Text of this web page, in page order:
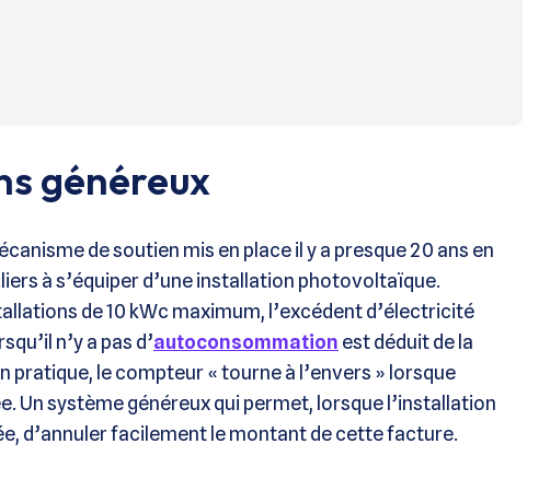
généreux
de soutien mis en place il y a presque 20 ans en
à s’équiper d’une installation photovoltaïque.
de 10 kWc maximum, l’excédent d’électricité
n’y a pas d’autoconsommation est déduit de la
pratique, le compteur « tourne à l’envers » lorsque
Un système généreux qui permet, lorsque l’installation
d’annuler facilement le montant de cette facture.